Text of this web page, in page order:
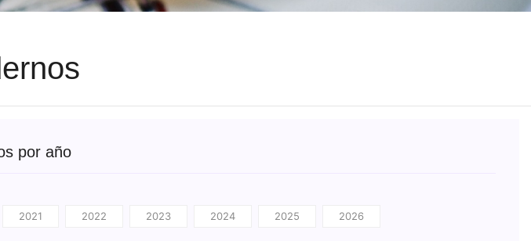
por año
2021 2022 2023 2024 2025 2026